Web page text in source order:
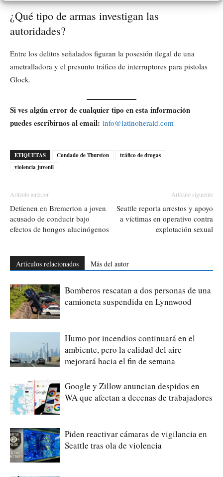
¿Qué tipo de armas investigan las
autoridades?
Entre los delitos señalados figuran la posesión ilegal de una
ametralladora y el presunto tráfico de interruptores para pistolas
Glock.
Si ves algún error de cualquier tipo en esta información
puedes escribirnos al email: info@latinoherald.com
ETIQUETAS Condado de Thurston
tráfico de drogas
violencia juvenil
Artículo anterior
Detienen en Bremerton a joven
acusado de conducir bajo
efectos de hongos alucinógenos
Artículo siguiente
Seattle reporta arrestos y apoyo
a víctimas en operativo contra
explotación sexual
Artículos relacionados Más del autor
Bomberos rescatan a dos personas de una
camioneta suspendida en Lynnwood
Humo por incendios continuará en el
ambiente, pero la calidad del aire
mejorará hacia el fin de semana
Google y Zillow anuncian despidos en
WA que afectan a decenas de trabajadores
Piden reactivar cámaras de vigilancia en
Seattle tras ola de violencia